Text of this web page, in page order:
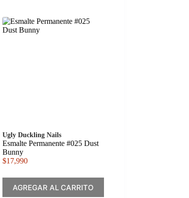
Ugly Duckling Nails
Esmalte Permanente #025 Dust
Bunny
$17,990
AGREGAR AL CARRITO